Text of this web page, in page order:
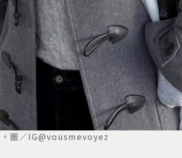
圖／IG@vousmevoyez